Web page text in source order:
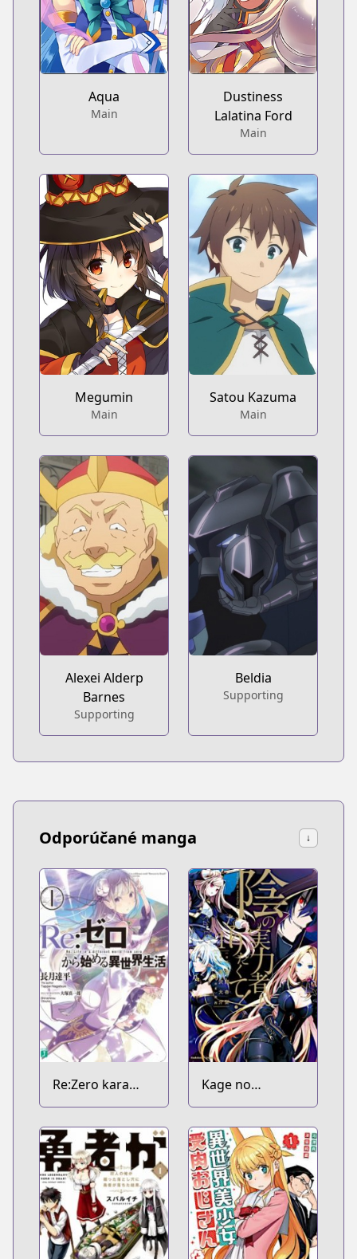
Aqua
Main
Dustiness
Lalatina Ford
Main
Megumin
Main
Satou Kazuma
Main
Alexei Alderp
Barnes
Supporting
Beldia
Supporting
Odporúčané manga ↓
Re:Zero kara
Hajimeru Isekai
Seikatsu
Kage no
Jitsuryokusha ni
Naritakute!